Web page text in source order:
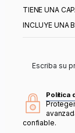
TIENE UNA
INCLUYE UNA
Escriba su
Política
confiable.